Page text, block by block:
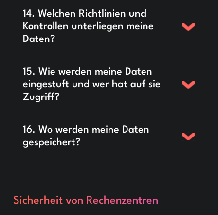
14. Welchen Richtlinien und
Kontrollen unterliegen meine
Daten?
15. Wie werden meine Daten
eingestuft und wer hat auf sie
Zugriff?
16. Wo werden meine Daten
gespeichert?
Sicherheit von Rechenzentren